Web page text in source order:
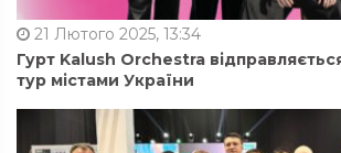
21 Лютого 2025, 13:34
Гурт Kalush Orchestra
тур містами України